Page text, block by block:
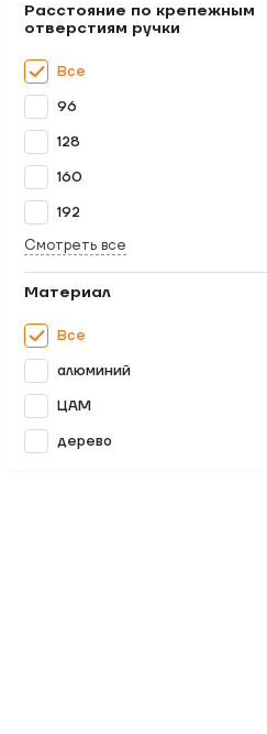
Расстояние по крепежным
отверстиям ручки
Все
96
128
160
192
Смотреть все
Материал
Все
алюминий
ЦАМ
дерево